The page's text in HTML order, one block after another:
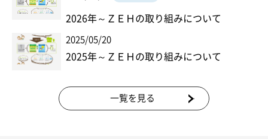
2026年～ＺＥＨの取り組みについて
2025/05/20
2025年～ＺＥＨの取り組みについて
一覧を見る